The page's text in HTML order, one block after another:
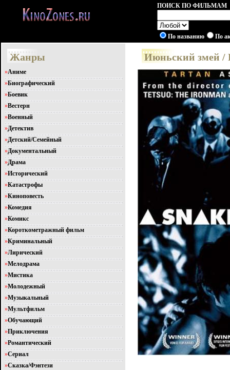
ПОИСК ПО ФИЛЬМАМ
По названию По
Жанры
»Аниме
»Биографический
»Боевик
»Вестерн
»Военный
»Детектив
»Детский/Семейный
»Документальный
»Драма
»Исторический
»Катастрофы
»Киноповесть
»Комедия
»Комикс
»Короткометражный фильм
»Криминальный
»Лирический
»Мелодрама
»Мистика
»Молодежный
»Музыкальный
»Мультфильм
»Обучающий
»Приключения
»Романтический
»Сериал
»Сказка/Фэнтези
Июньский змей /